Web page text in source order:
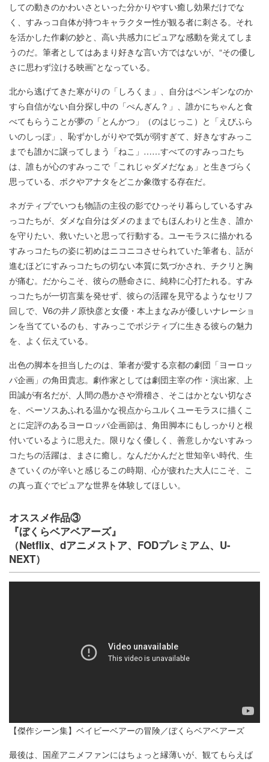
しての動きのかわいさといった分かりやすい癒し効果だけでな
く、すみっコ自体が持つキャラクター性が観る者に刺さる。それ
を活かした作劇の妙と、高い共感力にピュアな感動を覚えてしま
うのだ。筆者としてはあまり好きな言い方ではないが、“その優し
さに思わず泣ける映画”となっている。
北から逃げてきた寒がりの「しろくま」、自分はペンギンなのか
すら自信がない自分探し中の「ぺんぎん？」、誰かにちゃんと食
べてもらうことが夢の「とんかつ」（のはじっこ）と「えびふら
いのしっぽ」、恥ずかしがりやで気が弱すぎて、好きなすみっこ
までも誰かに譲ってしまう「ねこ」……すべてのすみっコたち
は、誰もが心のすみっこで「これじゃダメだなぁ」と生きづらく
思っている、ボクやアナタをどこか象徴する存在だ。
ネガティブでいつも物語の主役の影でひっそり暮らしているすみ
っコたちが、ダメな自分はダメのままでもほんわりと生き、誰か
を守りたい、救いたいと思って行動する。ユーモラスに描かれる
すみっコたちの姿に初めはニコニコさせられていた筆者も、話が
進むほどにすみっコたちの切ない本質に気づかされ、チクリと胸
が痛む。だからこそ、彼らの懸命さに、純粋に心打たれる。すみ
っコたちが一切言葉を発せず、彼らの活躍を見守るようなセリフ
回しで、V6の井ノ原快彦と女優・本上まなみが優しいナレーショ
ンを当てているのも、すみっこでポジティブに生きる彼らの魅力
を、よく伝えている。
出色の脚本を担当したのは、筆者が愛する京都の劇団「ヨーロッ
パ企画」の角田貴志。劇作家としては劇団主宰の作・演出家、上
田誠が有名だが、人間の愚かさや滑稽さ、そこはかとない切なさ
を、ペーソスあふれる温かな視点からユルくユーモラスに描くこ
とに定評のあるヨーロッパ企画節は、角田脚本にもしっかりと根
付いているように思えた。限りなく優しく、善意しかないすみっ
コたちの活躍は、まさに癒し。なんだかんだと世知辛い時代、生
きていくのが辛いと感じるこの時期、心が疲れた大人にこそ、こ
の真っ直ぐでピュアな世界を体験してほしい。
オススメ作品③
『ぼくらベアベアーズ』
（Netflix、dアニメストア、FODプレミアム、U-
NEXT）
【傑作シーン集】ベイビーベアーの冒険／ぼくらベアベアーズ
最後は、国産アニメファンにはちょっと縁薄いが、観てもらえば